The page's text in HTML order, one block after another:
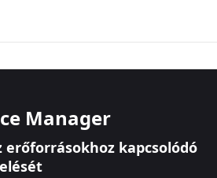
Manager
erőforrásokhoz kapcsolódó